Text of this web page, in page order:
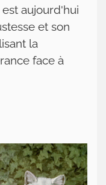
aujourd'hui
et son
la
face à